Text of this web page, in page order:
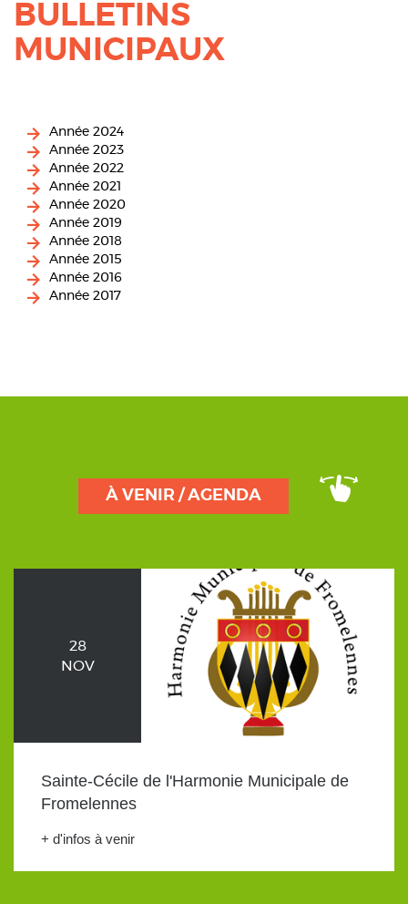
BULLETINS
MUNICIPAUX
Année 2024
Année 2023
Année 2022
Année 2021
Année 2020
Année 2019
Année 2018
Année 2015
Année 2016
Année 2017
À VENIR / AGENDA
28
NOV
Sainte-Cécile de l'Harmonie Municipale de
Fromelennes
+ d'infos à venir